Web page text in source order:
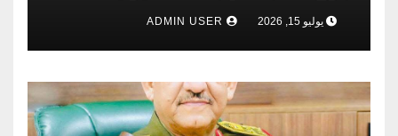
جنوبي البلاد
يوليو 15, 2026